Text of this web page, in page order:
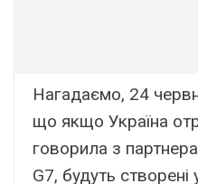
Нагадаємо, 24
що якщо Україна
говорила з
G7, будуть створені